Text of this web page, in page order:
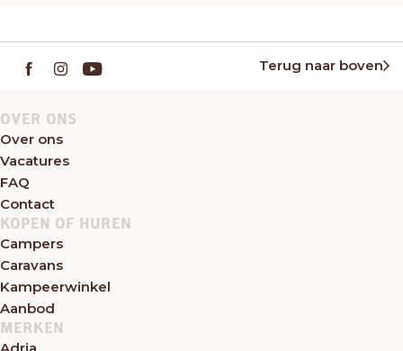
Terug naar boven
OVER ONS
Over ons
Vacatures
FAQ
Contact
KOPEN OF HUREN
Campers
Caravans
Kampeerwinkel
Aanbod
MERKEN
Adria